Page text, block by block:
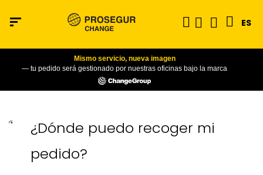
ES
Mismo servicio, nueva imagen
— tu pedido será gestionado por nuestras oficinas bajo la marca
¿Dónde puedo recoger mi
pedido?